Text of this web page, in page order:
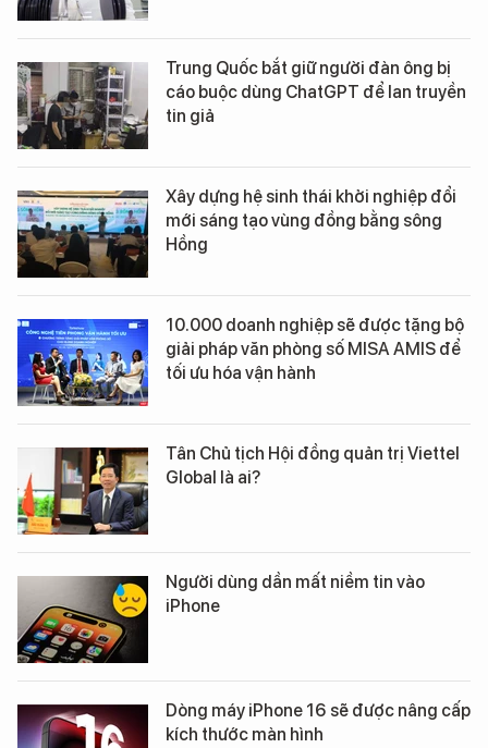
Trung Quốc bắt giữ người đàn ông bị
cáo buộc dùng ChatGPT để lan truyền
tin giả
Xây dựng hệ sinh thái khởi nghiệp đổi
mới sáng tạo vùng đồng bằng sông
Hồng
10.000 doanh nghiệp sẽ được tặng bộ
giải pháp văn phòng số MISA AMIS để
tối ưu hóa vận hành
Tân Chủ tịch Hội đồng quản trị Viettel
Global là ai?
Người dùng dần mất niềm tin vào
iPhone
Dòng máy iPhone 16 sẽ được nâng cấp
kích thước màn hình